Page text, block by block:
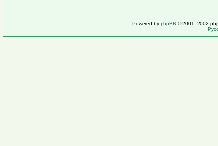
Powered by phpBB © 2001, 2002